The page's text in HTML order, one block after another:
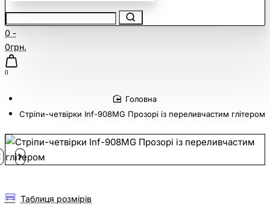
0 -
0грн.
0
Cтріпи-четвірки Inf-908MG Прозорі із переливчастим глітером
Таблиця розмірів